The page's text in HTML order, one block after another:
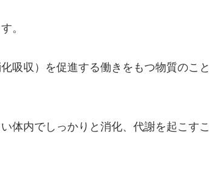
。
吸収）を促進する働きをもつ物質のこと
体内でしっかりと消化、代謝を起こすこ